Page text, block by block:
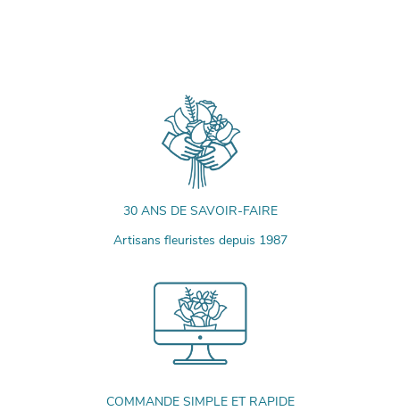
30 ANS DE SAVOIR-FAIRE
Artisans fleuristes depuis 1987
COMMANDE SIMPLE ET RAPIDE